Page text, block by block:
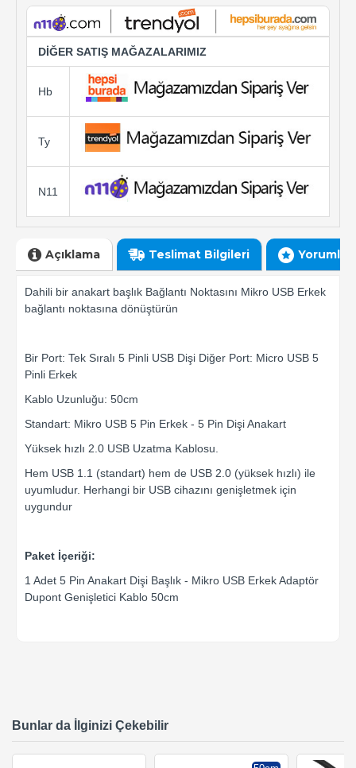
DİĞER SATIŞ MAĞAZALARIMIZ
Hb
Ty
N11
Açıklama Teslimat Bilgileri Yorumlar
Dahili bir anakart başlık Bağlantı Noktasını Mikro USB Erkek
bağlantı noktasına dönüştürün
Bir Port: Tek Sıralı 5 Pinli USB Dişi Diğer Port: Micro USB 5
Pinli Erkek
Kablo Uzunluğu: 50cm
Standart: Mikro USB 5 Pin Erkek - 5 Pin Dişi Anakart
Yüksek hızlı 2.0 USB Uzatma Kablosu.
Hem USB 1.1 (standart) hem de USB 2.0 (yüksek hızlı) ile
uyumludur. Herhangi bir USB cihazını genişletmek için
uygundur
Paket İçeriği:
1 Adet 5 Pin Anakart Dişi Başlık - Mikro USB Erkek Adaptör
Dupont Genişletici Kablo 50cm
Bunlar da İlginizi Çekebilir